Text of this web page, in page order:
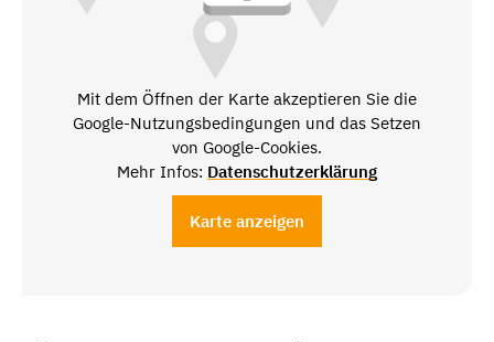
Mit dem Öffnen der Karte akzeptieren Sie die
Google-Nutzungsbedingungen und das Setzen
von Google-Cookies.
Mehr Infos: Datenschutzerklärung
Karte anzeigen